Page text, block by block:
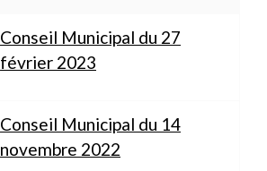
Conseil Municipal du 27
février 2023
Conseil Municipal du 14
novembre 2022